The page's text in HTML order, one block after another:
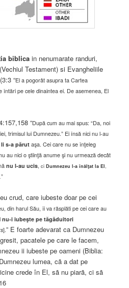
biblica in nenumarate randuri,
Testament) si Evangheliile
“El a pogorât asupra ta Cartea
pe cele dinaintea ei. De asemenea, El
“După cum au mai spus: “Da, noi
trimisul lui Dumnezeu.” Ei însă nici nu l-au
li s-a părut aşa. Cei care nu se înţeleg
au nici o ştiinţă anume şi nu urmează decât
nu l-au ucis,ciDumnezeu l-a înălţat la El,
”
crud, care iubeste doar pe cei
din harul Său, îi va răsplăti pe cei care au
nu-i iubeşte pe tăgăduitori
].” E foarte adevarat ca Dumnezeu
pacatele pe care le facem,
ii iubeste pe oameni (Biblia:
lumea, cã a dat pe
crede în El, sã nu piarã, ci sã